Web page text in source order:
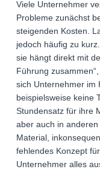
Viele Unternehmer
Probleme zunächst
steigenden Kosten.
jedoch häufig zu
sie hängt direkt mit
Führung
sich Unternehmer im
beispielsweise keine
Stundensatz für ihre
aber auch in
Material,
fehlendes Konzept
Unternehmer alles